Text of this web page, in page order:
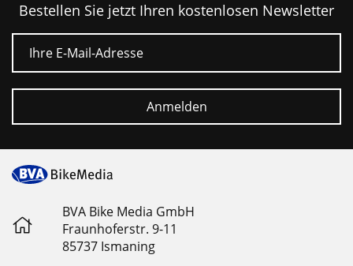
Bestellen Sie jetzt Ihren kostenlosen Newsletter
E-Mail
Anmelden
BVA Bike Media GmbH
Fraunhoferstr. 9-11
85737 Ismaning